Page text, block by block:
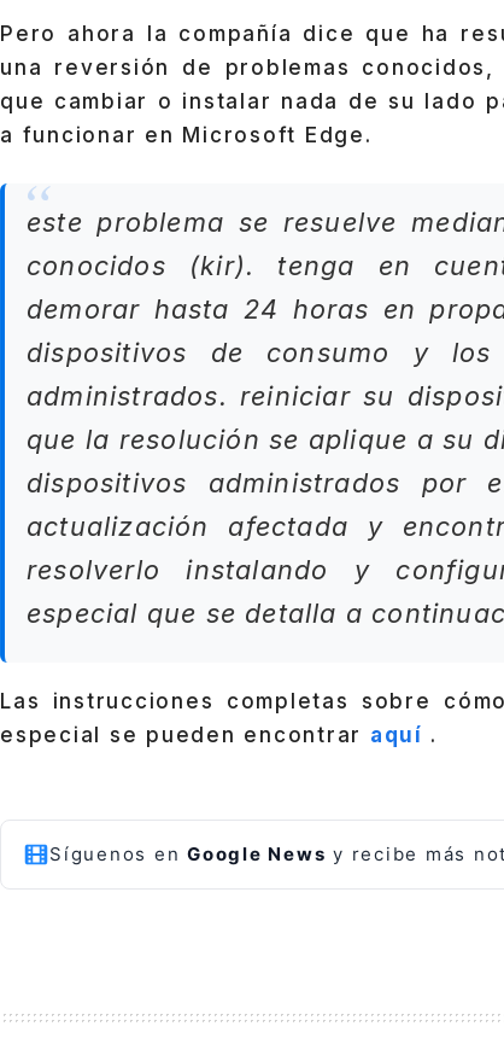
Pero ahora la compañía dice que ha
una reversión de problemas
que cambiar o instalar nada de su lado
a funcionar en Microsoft Edge.
este problema se resuelve
conocidos (kir). tenga en
demorar hasta 24 horas en
dispositivos de consumo y los
administrados. reiniciar su
que la resolución se aplique a su
dispositivos administrados por
actualización afectada y
resolverlo instalando y
especial que se detalla a
Las instrucciones completas sobre
especial se pueden encontrar aquí .
Síguenos en Google News y recibe más